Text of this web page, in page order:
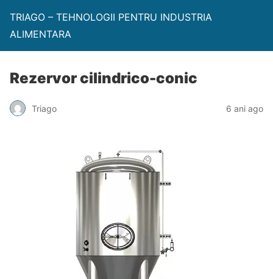
TRIAGO – TEHNOLOGII PENTRU INDUSTRIA
ALIMENTARA
Rezervor cilindrico-conic
Triago 6 ani ago